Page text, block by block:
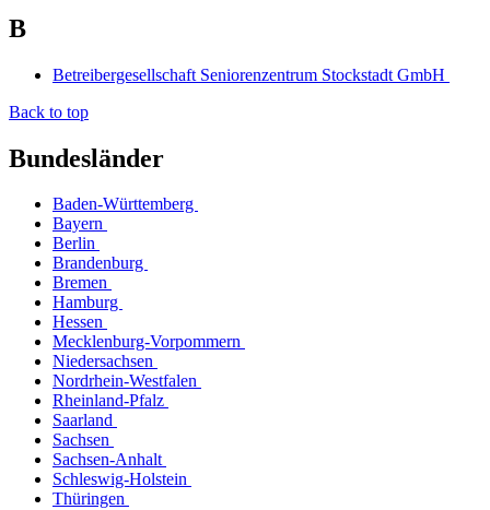
B
Betreibergesellschaft Seniorenzentrum Stockstadt GmbH
Back to top
Bundesländer
Baden-Württemberg
Bayern
Berlin
Brandenburg
Bremen
Hamburg
Hessen
Mecklenburg-Vorpommern
Niedersachsen
Nordrhein-Westfalen
Rheinland-Pfalz
Saarland
Sachsen
Sachsen-Anhalt
Schleswig-Holstein
Thüringen